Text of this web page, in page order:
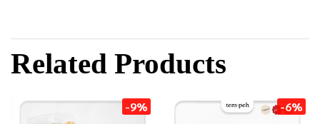
Related Products
-9% -6%